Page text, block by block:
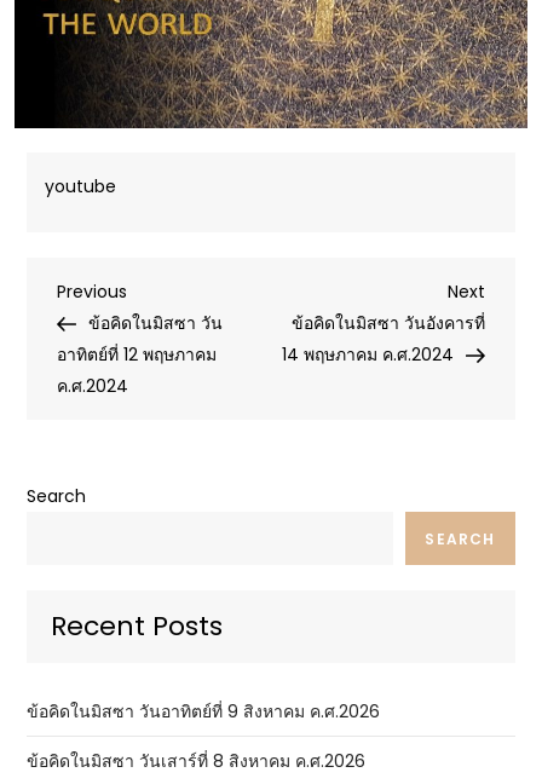
youtube
Post
navigation
Previous
Post
Previous
ข้อคิดในมิสซา วัน
อาทิตย์ที่ 12 พฤษภาคม
ค.ศ.2024
Next
Post
Next
ข้อคิดในมิสซา วันอังคารที่
14 พฤษภาคม ค.ศ.2024
Search
SEARCH
Recent Posts
ข้อคิดในมิสซา วันอาทิตย์ที่ 9 สิงหาคม ค.ศ.2026
ข้อคิดในมิสซา วันเสาร์ที่ 8 สิงหาคม ค.ศ.2026